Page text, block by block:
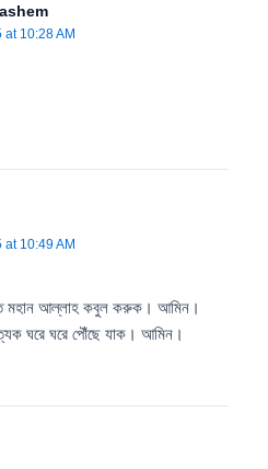
10:28 AM
10:49 AM
মহান আল্লাহ কবুল করুক। আমিন।
ঘরে ঘরে পৌঁছে যাক। আমিন।